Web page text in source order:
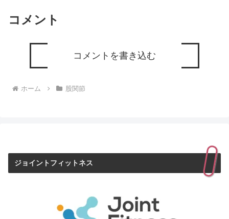
コメント
コメントを書き込む
ホーム 股関節
ジョイントフィットネス